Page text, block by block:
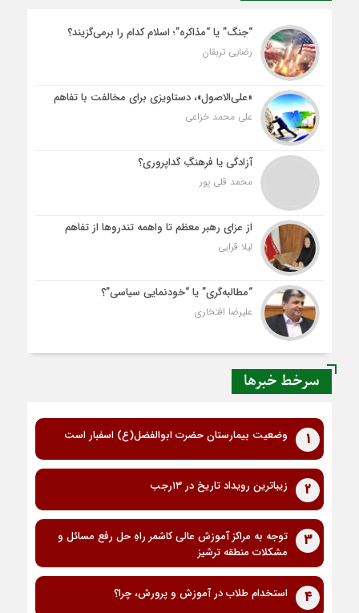
“جنگ” یا “مذاکره”؛ اسلام کدام را برمی‌گزیند؟
رضایی تربقان
«علی‌الاصول»، دستاویزی برای مخالفت با تفاهم
علی محمد خزاعی
آزادگی یا فرهنگِ گداپروری؟
محمد قلی پور
از عزای رهبر معظم تا واهمه تندروها از تفاهم
لیلا قرایی
“مطالبه‌گری” یا “خودنمایی سیاسی”؟
علیرضا افتخاری
سرخط خبرها
1 وضعیت بیمارستان حضرت ابوالفضل(ع) اسفبار است
2 زیباترین رویداد تاریخ در ۱۳رجب
3
توجه به مراکز آموزش عالی کاشمر راهِ حل رفع مسائل و
مشکلات منطقه ترشیز
4 استخدام طلاب در آموزش و پرورش، چرا؟